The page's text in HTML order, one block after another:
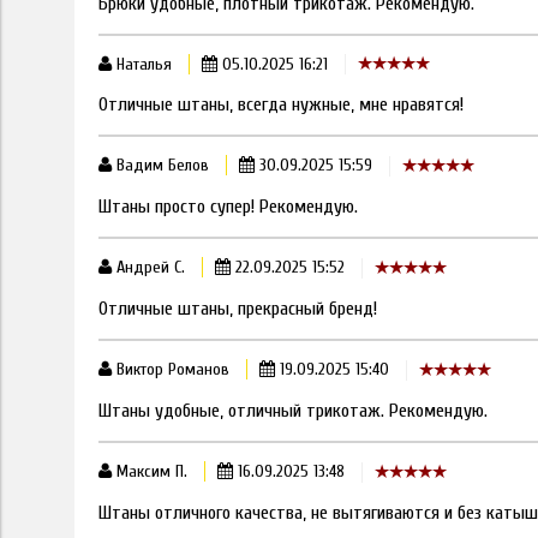
Наталья 05.10.2025 16:21
Отличные штаны, всегда нужные, мне нравятся!
Вадим Белов 30.09.2025 15:59
Штаны просто супер! Рекомендую.
Андрей С. 22.09.2025 15:52
Отличные штаны, прекрасный бренд!
Виктор Романов 19.09.2025 15:40
Штаны удобные, отличный трикотаж. Рекомендую.
Максим П. 16.09.2025 13:48
Штаны отличного качества, не вытягиваются и без